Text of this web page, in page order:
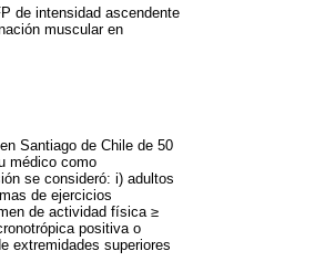
de intensidad ascendente
muscular en
Santiago de Chile de 50
médico como
se consideró: i) adultos
de ejercicios
de actividad física ≥
positiva o
extremidades superiores